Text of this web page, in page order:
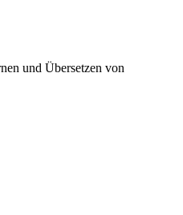
und Übersetzen von